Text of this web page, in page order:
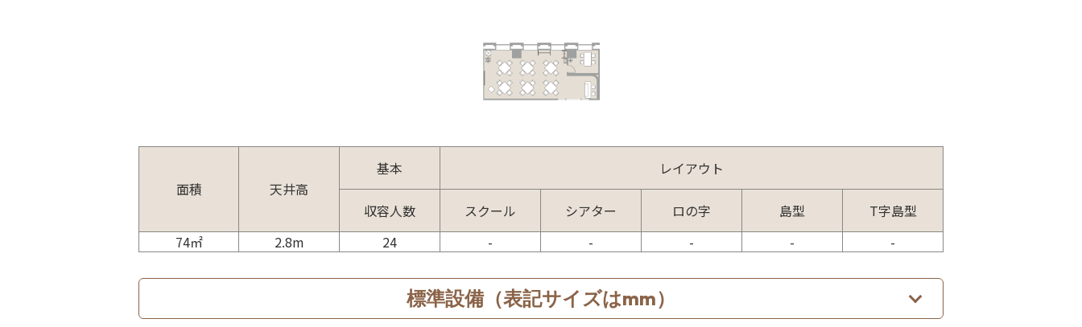
面積 天井高
基本 レイアウト
収容人数 スクール シアター ロの字 島型
T字島型
74㎡
2.8m 24 - - - - -
標準設備（表記サイズはmm）